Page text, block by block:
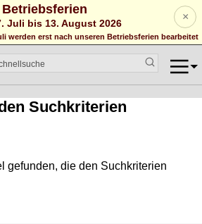
Betriebsferien
Juli bis 13. August 2026
werden erst nach unseren Betriebsferien bearbeitet
×
Suchkriterien
gefunden, die den Suchkriterien